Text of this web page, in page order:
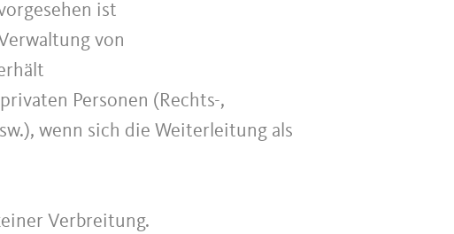
ist
von
Personen (Rechts-,
wenn sich die Weiterleitung als
Verbreitung.